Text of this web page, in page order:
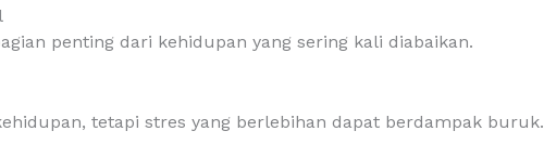
penting dari kehidupan yang sering kali diabaikan.
tetapi stres yang berlebihan dapat berdampak buruk.